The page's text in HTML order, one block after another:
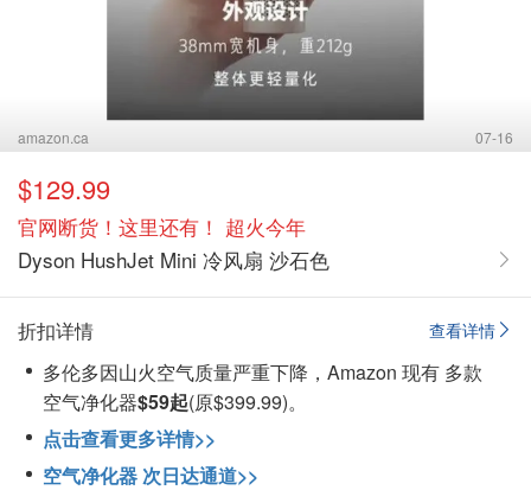
amazon.ca 07-16
$129.99
官网断货！这里还有！ 超火今年
Dyson HushJet Mini 冷风扇 沙石色
查看详情
折扣详情
多伦多因山火空气质量严重下降，Amazon 现有 多款
空气净化器$59起(原$399.99)。
点击查看更多详情>>
空气净化器 次日达通道>>